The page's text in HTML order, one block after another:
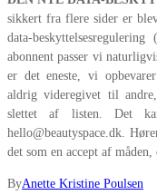
sikkert fra flere sider er
data-
abonnent passer vi
er det eneste, vi
aldrig videregivet til
slettet af listen. Det
hello@beautyspace.dk.
det som en accept af måden,
ByAnette Kristine Poulsen